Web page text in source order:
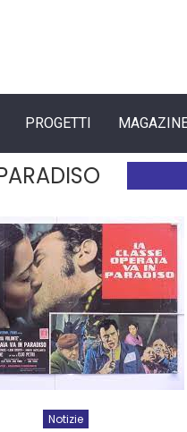
PROGETTI
Notizie